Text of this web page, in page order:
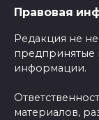
Правовая
Редакция не
предпринятые
информации.
материалов,